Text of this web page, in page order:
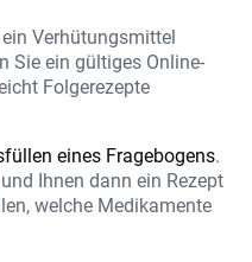
Verhütungsmittel
Sie ein gültiges Online-
Folgerezepte
eines Fragebogens.
Ihnen dann ein Rezept
welche Medikamente